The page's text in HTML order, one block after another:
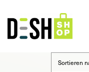
Inhalt
springen
Sortieren